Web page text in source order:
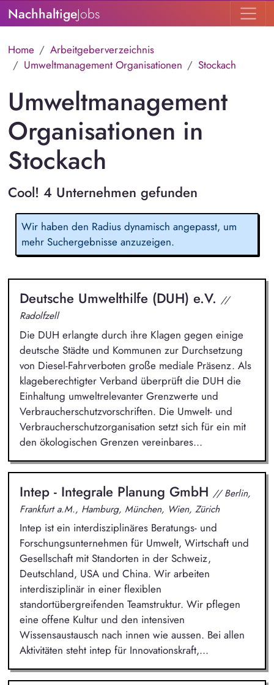
NachhaltigeJobs
Home
Arbeitgeberverzeichnis
Umweltmanagement Organisationen
Stockach
Umweltmanagement
Organisationen in
Stockach
Cool! 4 Unternehmen gefunden
Wir haben den Radius dynamisch angepasst, um
mehr Suchergebnisse anzuzeigen.
Deutsche Umwelthilfe (DUH) e.V. //
Radolfzell
Die DUH erlangte durch ihre Klagen gegen einige
deutsche Städte und Kommunen zur Durchsetzung
von Diesel-Fahrverboten große mediale Präsenz. Als
klageberechtigter Verband überprüft die DUH die
Einhaltung umweltrelevanter Grenzwerte und
Verbraucherschutzvorschriften. Die Umwelt- und
Verbraucherschutzorganisation setzt sich für ein mit
den ökologischen Grenzen vereinbares...
Intep - Integrale Planung GmbH // Berlin,
Frankfurt a.M., Hamburg, München, Wien, Zürich
Intep ist ein interdisziplinäres Beratungs- und
Forschungsunternehmen für Umwelt, Wirtschaft und
Gesellschaft mit Standorten in der Schweiz,
Deutschland, USA und China. Wir arbeiten
interdisziplinär in einer flexiblen
standortübergreifenden Teamstruktur. Wir pflegen
eine offene Kultur und den intensiven
Wissensaustausch nach innen wie aussen. Bei allen
Aktivitäten steht intep für Innovationskraft,...